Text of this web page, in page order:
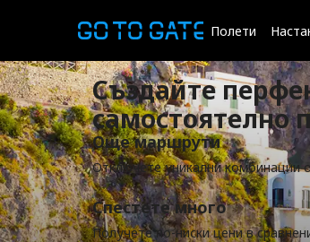
Полети
Създайте
самостоятелно
Още маршрути
Отключете уникални комбинации
Спестете много
Получете по-ниски цени в